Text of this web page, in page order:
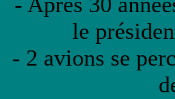
le
- 2 avions se